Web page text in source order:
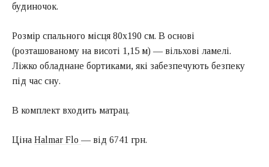
будиночок.
Розмір спального місця 80х190 см. В основі
(розташованому на висоті 1,15 м) — вільхові ламелі.
Ліжко обладнане бортиками, які забезпечують безпеку
під час сну.
В комплект входить матрац.
Ціна Halmar Flo — від 6741 грн.